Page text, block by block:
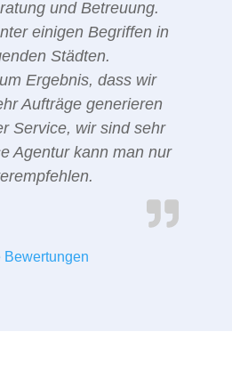
und Betreuung.
einigen Begriffen in
Städten.
Ergebnis, dass wir
Aufträge generieren
Service, wir sind sehr
Agentur kann man nur
Bewertungen